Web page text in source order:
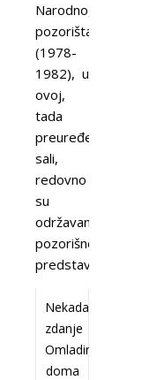
Narodnog
pozorišta
(1978-
1982), u
ovoj,
tada
preuređenoj
sali,
redovno
su
održavane
pozorišne
predstave.
Nekadašnje
zdanje
Omladinskog
doma